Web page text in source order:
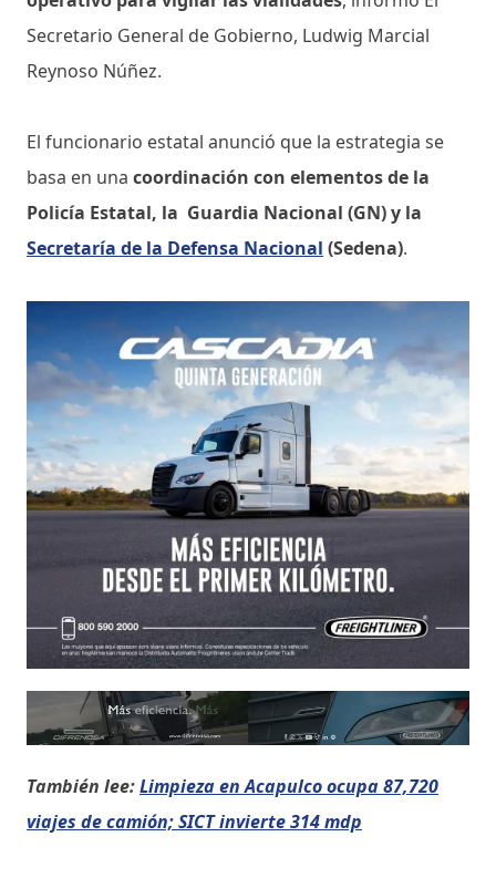
Secretario General de Gobierno, Ludwig Marcial
Reynoso Núñez.
El funcionario estatal anunció que la estrategia se
basa en una coordinación con elementos de la
Policía Estatal, la Guardia Nacional (GN) y la
Secretaría de la Defensa Nacional (Sedena).
También lee:Limpieza en Acapulco ocupa 87,720
viajes de camión; SICT invierte 314 mdp